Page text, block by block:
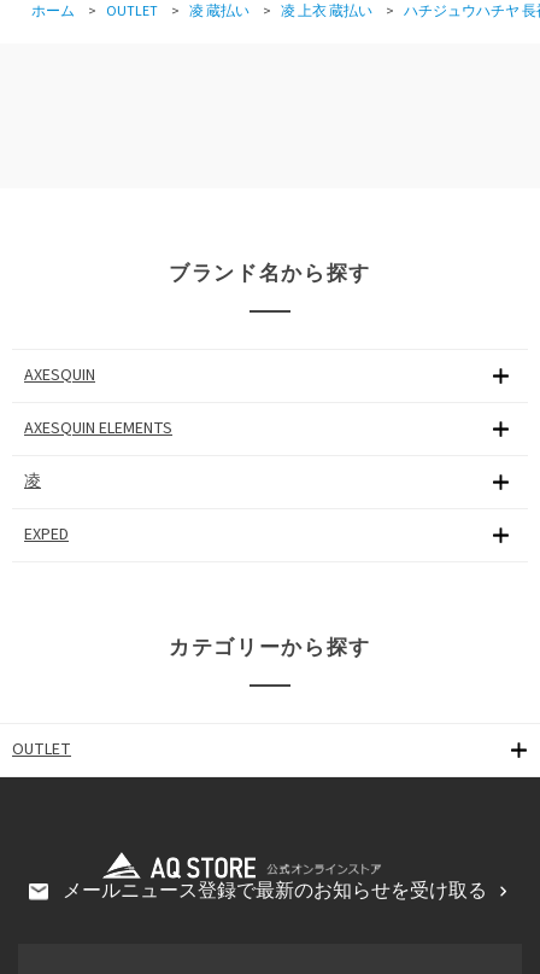
ホーム
> OUTLET > 凌 蔵払い > 凌 上衣 蔵払い > ハチジュウハチヤ 長
ブランド名から探す
AXESQUIN
AXESQUIN ELEMENTS
凌
EXPED
カテゴリーから探す
OUTLET
メールニュース登録で最新のお知らせを受け取る